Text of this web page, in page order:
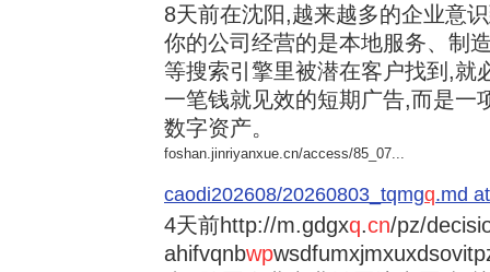
8天前在沈阳,越来越多的企业意
你的公司经营的是本地服务、制
等搜索引擎里被潜在客户找到,就
一笔钱就见效的短期广告,而是一
数字资产。
foshan.jinriyanxue.cn/access/85_07...
caodi202608/20260803_tqmgq.md
4天前http://m.gdgxq.cn/pz/
ahifvqnbwp